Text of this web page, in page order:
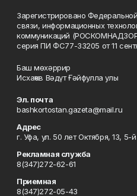
Зарегистрировано
связи, информационных
коммуникаций
серия ПИ ФС77-33205 от 11
Баш мөхәррир
Исхаҡов Вәдүт Ғәйфулла улы
Эл. почта
bashkortostan.gazeta@mail.ru
Адрес
г. Уфа, ул. 50 лет Октября, 13, 5-
Рекламная служба
8(347)272-62-61
Приемная
8(347)272-05-43